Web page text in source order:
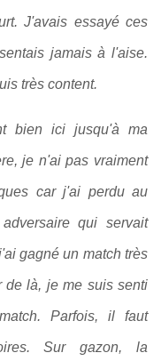
J'avais essayé ces
jamais à l'aise.
très content.
bien ici jusqu'à ma
je n'ai pas vraiment
car j'ai perdu au
qui servait
gagné un match très
de là, je me suis senti
Parfois, il faut
Sur gazon, la